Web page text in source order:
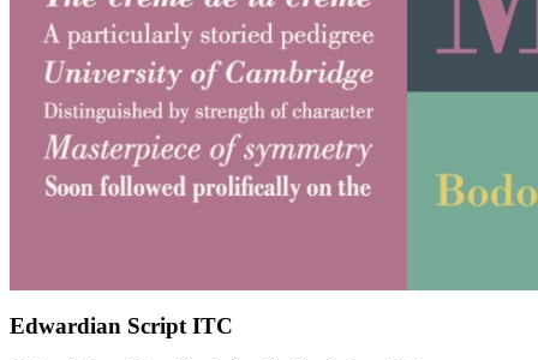
Edwardian Script ITC